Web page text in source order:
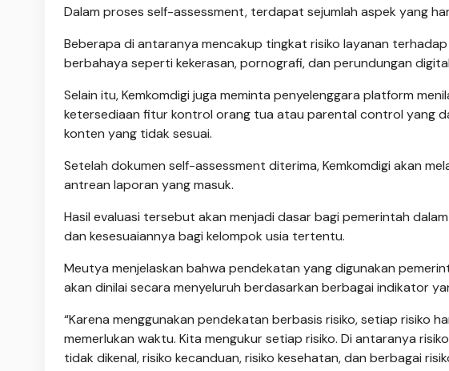
Dalam proses self-assessment, terdapat sejumlah aspek yang
Beberapa di antaranya mencakup tingkat risiko layanan
berbahaya seperti kekerasan, pornografi, dan perundungan
Selain itu, Kemkomdigi juga meminta penyelenggara platform
ketersediaan fitur kontrol orang tua atau parental control yang
konten yang tidak sesuai.
Setelah dokumen self-assessment diterima, Kemkomdigi akan
antrean laporan yang masuk.
Hasil evaluasi tersebut akan menjadi dasar bagi pemerintah
dan kesesuaiannya bagi kelompok usia tertentu.
Meutya menjelaskan bahwa pendekatan yang digunakan
akan dinilai secara menyeluruh berdasarkan berbagai indikator
“Karena menggunakan pendekatan berbasis risiko, setiap risiko
memerlukan waktu. Kita mengukur setiap risiko. Di antaranya
tidak dikenal, risiko kecanduan, risiko kesehatan, dan berbagai